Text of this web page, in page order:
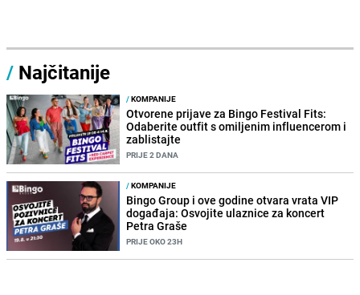
/ Najčitanije
/KOMPANIJE
Otvorene prijave za Bingo Festival Fits:
Odaberite outfit s omiljenim influencerom i
zablistajte
PRIJE 2 DANA
/KOMPANIJE
Bingo Group i ove godine otvara vrata VIP
događaja: Osvojite ulaznice za koncert
Petra Graše
PRIJE OKO 23H